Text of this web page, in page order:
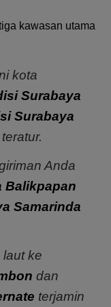
kawasan utama
kota
Surabaya
Surabaya
Anda
Balikpapan
Samarinda
ke
dan
terjamin